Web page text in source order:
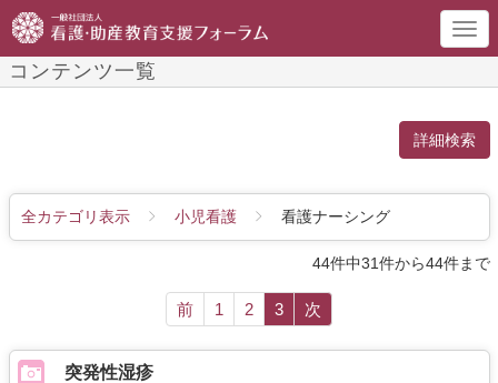
コンテンツ一覧
詳細検索
全カテゴリ表示 小児看護 看護ナーシング
44件中31件から44件まで
前 1 2 3 次
突発性湿疹